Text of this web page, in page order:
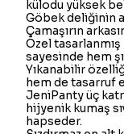
külodu yüksek
Göbek deliğinin
Çamaşırın
Özel
sayesinde hem
Yıkanabilir
hem de tasarruf
JeniPanty üç
hijyenik kumaş
hapseder.